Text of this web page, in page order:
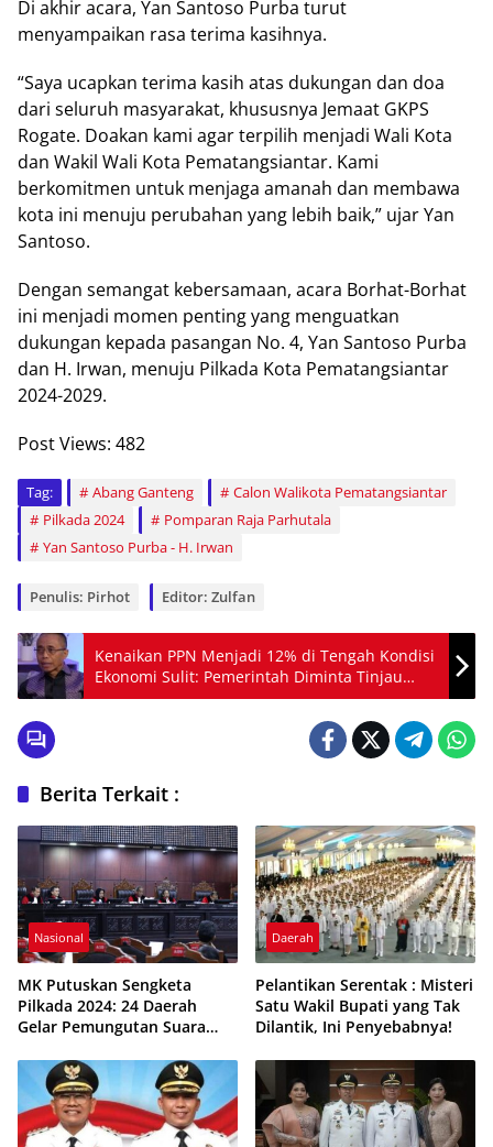
Di akhir acara, Yan Santoso Purba turut
menyampaikan rasa terima kasihnya.
“Saya ucapkan terima kasih atas dukungan dan doa
dari seluruh masyarakat, khususnya Jemaat GKPS
Rogate. Doakan kami agar terpilih menjadi Wali Kota
dan Wakil Wali Kota Pematangsiantar. Kami
berkomitmen untuk menjaga amanah dan membawa
kota ini menuju perubahan yang lebih baik,” ujar Yan
Santoso.
Dengan semangat kebersamaan, acara Borhat-Borhat
ini menjadi momen penting yang menguatkan
dukungan kepada pasangan No. 4, Yan Santoso Purba
dan H. Irwan, menuju Pilkada Kota Pematangsiantar
2024-2029.
Post Views: 482
Tag: Abang Ganteng
Calon Walikota Pematangsiantar
Pilkada 2024
Pomparan Raja Parhutala
Yan Santoso Purba - H. Irwan
Penulis: Pirhot Editor: Zulfan
Kenaikan PPN Menjadi 12% di Tengah Kondisi
Ekonomi Sulit: Pemerintah Diminta Tinjau
Ulang Kebijakan
Berita Terkait :
Nasional
MK Putuskan Sengketa
Pilkada 2024: 24 Daerah
Gelar Pemungutan Suara
Daerah
Pelantikan Serentak : Misteri
Satu Wakil Bupati yang Tak
Dilantik, Ini Penyebabnya!